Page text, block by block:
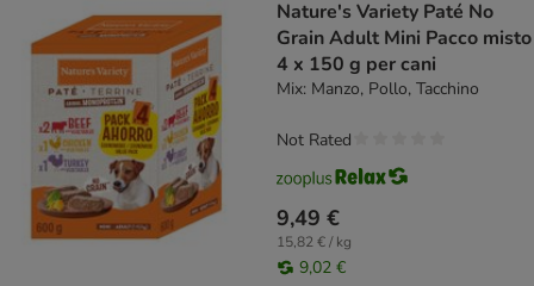
Nature's Variety Paté No
Grain Adult Mini Pacco misto
4 x 150 g per cani
Mix: Manzo, Pollo, Tacchino
9,49 €
15,82 € / kg
9,02 €
Not Rated